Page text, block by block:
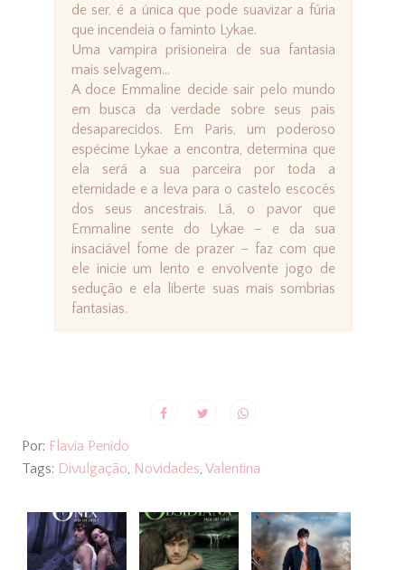
de ser, é a única que pode suavizar a fúria
que incendeia o faminto Lykae.
Uma vampira prisioneira de sua fantasia
mais selvagem...
A doce Emmaline decide sair pelo mundo
em busca da verdade sobre seus pais
desaparecidos. Em Paris, um poderoso
espécime Lykae a encontra, determina que
ela será a sua parceira por toda a
eternidade e a leva para o castelo escocês
dos seus ancestrais. Lá, o pavor que
Emmaline sente do Lykae – e da sua
insaciável fome de prazer – faz com que
ele inicie um lento e envolvente jogo de
sedução e ela liberte suas mais sombrias
fantasias.
Por: Flavia Penido
Tags: Divulgação, Novidades, Valentina